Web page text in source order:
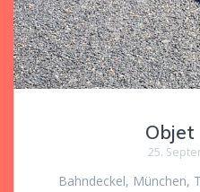
Objet
25.
Bahndeckel, München,